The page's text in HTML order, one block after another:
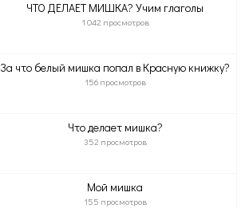
ЧТО ДЕЛАЕТ МИШКА? Учим глаголы
1 042 просмотров
За что белый мишка попал в Красную книжку?
156 просмотров
Что делает мишка?
352 просмотров
Мой мишка
155 просмотров